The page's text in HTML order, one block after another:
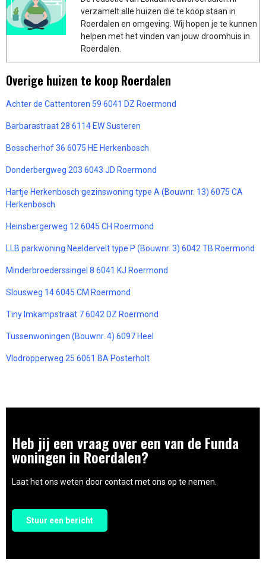
verzamelt alle huizen die te koop staan in
Roerdalen en omgeving. Wij hopen je te kunnen
helpen met het vinden van jouw droomhuis in
Roerdalen.
Overige huizen te koop Roerdalen
Achter de Cattentoren 59 6041 DZ Roermond
Barbarastraat 28 6114 EW Susteren
Bosscherhof 36 6075 HE Herkenbosch
Donderbergweg 203 6043 JD Roermond
Hartje Herkenbosch gezinswoning type A (Bouwnr. 13) 6075 CA
Herkenbosch
Heinsbergerweg 12 6045 CH Roermond
LLB parkwoning Neeldervelt type P (Bouwnr. 3) 6042 TB Roermond
Minderbroederssingel 8 6041 KJ Roermond
Slousweg 14 6045 CM Roermond
Tiny Imkampstraat 7 6042 DZ Roermond
Tussenwoningen (Bouwnr. 4) 6097 Heel
Vlodropperweg 25 6061 BA Posterholt
Heb jij een vraag over een van de Funda
woningen in Roerdalen?
Laat het ons weten door contact met ons op te nemen.
Stuur een bericht